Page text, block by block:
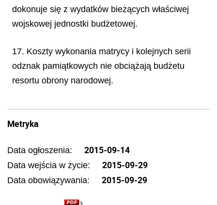
dokonuje się z wydatków bieżących właściwej
wojskowej jednostki budżetowej.
17. Koszty wykonania matrycy i kolejnych serii
odznak pamiątkowych nie obciążają budżetu
resortu obrony narodowej.
Metryka
Data ogłoszenia: 2015-09-14
Data wejścia w życie: 2015-09-29
Data obowiązywania: 2015-09-29